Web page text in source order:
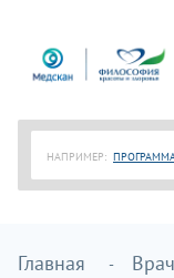
НАПРИМЕР:
Главная